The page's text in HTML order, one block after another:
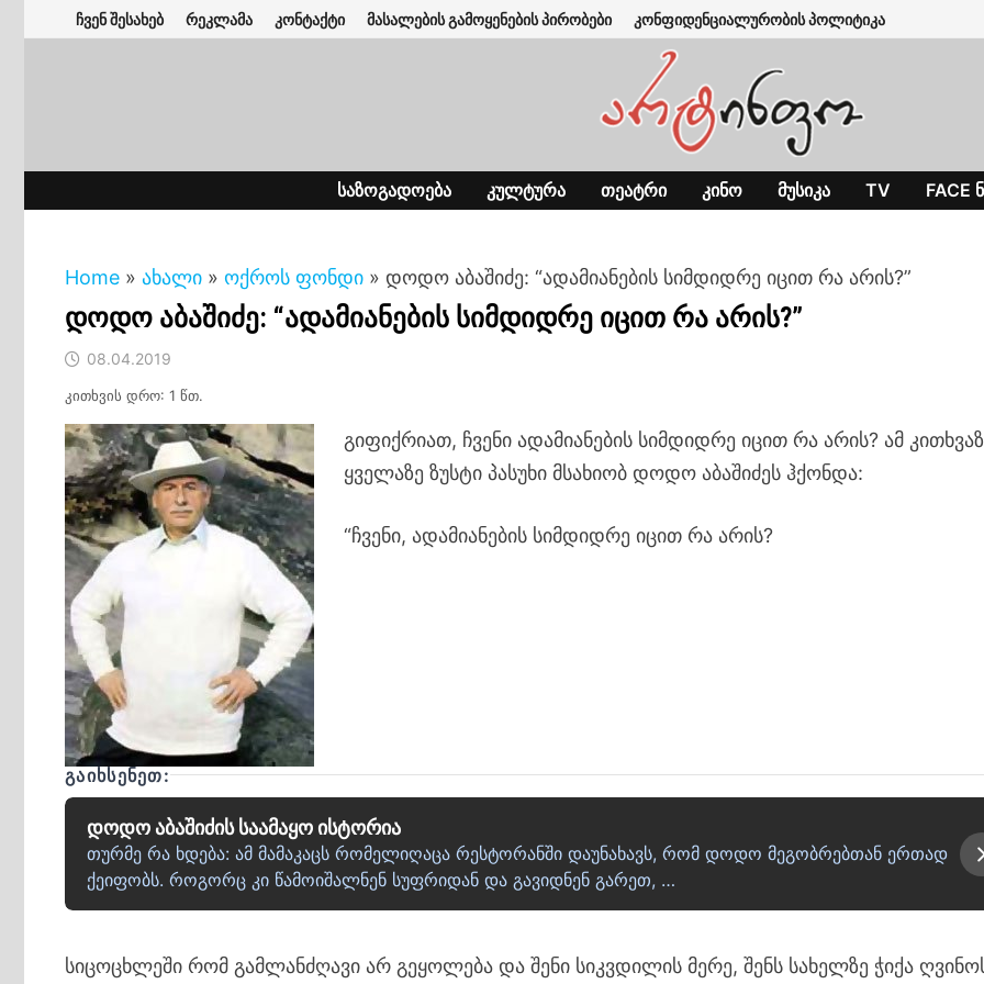
to
ჩვენ შესახებ რეკლამა კონტაქტი მასალების გამოყენების პირობები კონფიდენციალურობის პოლიტიკა
ᲡᲐᲖᲝᲒᲐᲓᲝᲔᲑᲐ ᲙᲣᲚᲢᲣᲠᲐ ᲗᲔᲐᲢᲠᲘ ᲙᲘᲜᲝ ᲛᲣᲡᲘᲙᲐ TV FACE
Home » ახალი » ოქროს ფონდი » დოდო აბაშიძე: “ადამიანების სიმდიდრე იცით რა არის?”
დოდო აბაშიძე: “ადამიანების სიმდიდრე იცით რა არის?”
08.04.2019
კითხვის დრო: 1 წთ.
გიფიქრიათ, ჩვენი ადამიანების სიმდიდრე იცით რა არის? ამ
ყველაზე ზუსტი პასუხი მსახიობ დოდო აბაშიძეს ჰქონდა:
“ჩვენი, ადამიანების სიმდიდრე იცით რა არის?
ᲒᲐᲘᲮᲡᲔᲜᲔᲗ:
დოდო აბაშიძის საამაყო ისტორია
თურმე რა ხდება: ამ მამაკაცს რომელიღაცა რესტორანში დაუნახავს, რომ დოდო მეგობრებთან ერთად
ქეიფობს. როგორც კი წამოიშალნენ სუფრიდან და გავიდნენ გარეთ, …
სიცოცხლეში რომ გამლანძღავი არ გეყოლება და შენი სიკვდილის მერე, შენს სახელზე ჭიქა